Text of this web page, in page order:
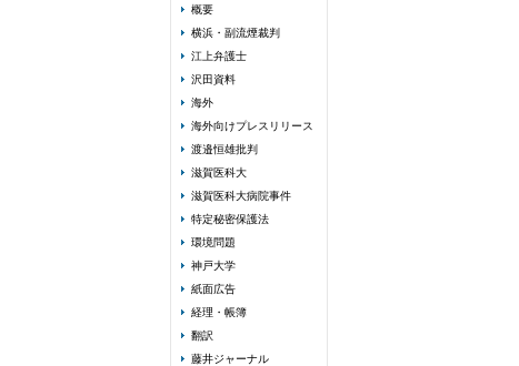
概要
横浜・副流煙裁判
江上弁護士
沢田資料
海外
海外向けプレスリリース
渡邉恒雄批判
滋賀医科大
滋賀医科大病院事件
特定秘密保護法
環境問題
神戸大学
紙面広告
経理・帳簿
翻訳
藤井ジャーナル